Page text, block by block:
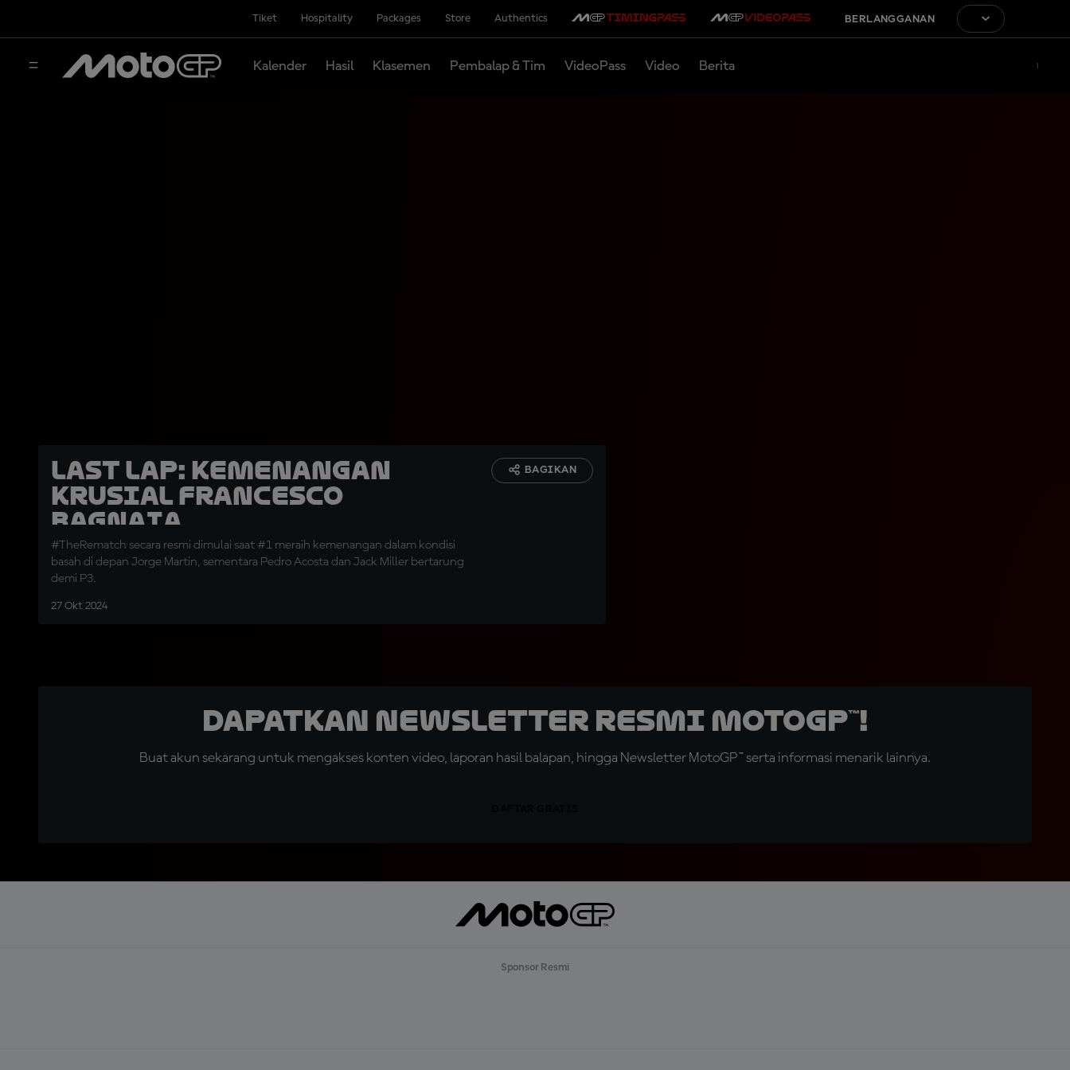
Tiket Hospitality Packages Store Authentics BERLANGGANAN
Kalender Hasil Klasemen Pembalap & Tim VideoPass Video Berita
LAST LAP: Kemenangan
Krusial Francesco
Bagnaia
#TheRematch secara resmi dimulai saat #1 meraih kemenangan dalam kondisi
basah di depan Jorge Martin, sementara Pedro Acosta dan Jack Miller bertarung
demi P3.
27 Okt 2024
BAGIKAN
Dapatkan Newsletter Resmi MotoGP™!
Buat akun sekarang untuk mengakses konten video, laporan hasil balapan, hingga Newsletter MotoGP™ serta informasi menarik lainnya.
Sponsor Resmi